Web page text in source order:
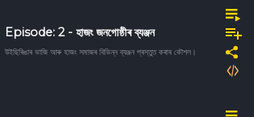
Episode: 2 - হাজং জনগোষ্ঠীৰ ব্যঞ্জন
উইছিৰিঙাৰ ভাজি আৰু হাজং সমাজৰ বিভিন্ন ব্যঞ্জন প্ৰস্তুত কৰাৰ কৌশল।